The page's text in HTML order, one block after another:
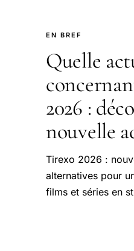
EN BREF
Quelle
2026 :
nouvelle
Tirexo 2026 :
alternatives pour
films et séries en